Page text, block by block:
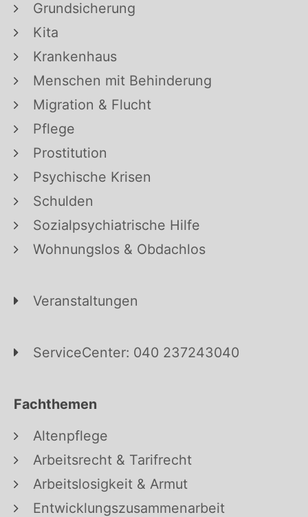
Grundsicherung
Kita
Krankenhaus
Menschen mit Behinderung
Migration & Flucht
Pflege
Prostitution
Psychische Krisen
Schulden
Sozialpsychiatrische Hilfe
Wohnungslos & Obdachlos
Veranstaltungen
ServiceCenter: 040 237243040
Fachthemen
Altenpflege
Arbeitsrecht & Tarifrecht
Arbeitslosigkeit & Armut
Entwicklungszusammenarbeit